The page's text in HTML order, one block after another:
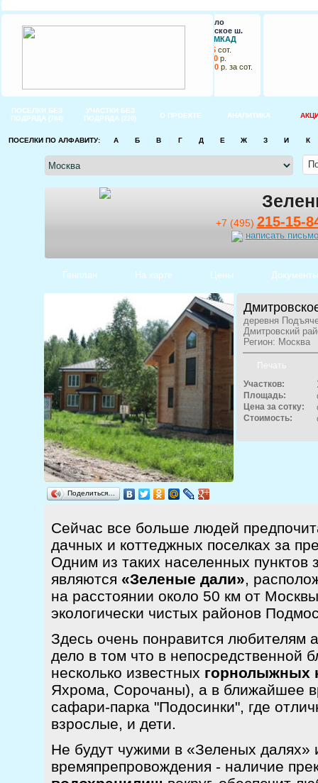
Фонтенбло
Ярославское ш.
26 км от МКАД
сот.
р.
р. за сот.
ПОСЕЛКИ БЕЗ
ПОДРЯДА (784)
УЧАСТКИ БЕЗ
ПОДРЯДА (220) О ПРОЕКТЕ АНАЛИТИКА
ПОСЕЛКИ ПО АЛФАВИТУ: А Б В Г Д Е Ж З И К
+7 (495) 215-15-
написать письмо
Генплан На карте Цены Документы
деревня
Дмитровский
Регион: Москва
Печать
Участков:
Площадь:
Цена за сотку:
Стоимость:
Поделиться…
Сейчас все больше людей
дачных и коттеджных поселках за
Одним из таких населенных пунктов
являются «Зеленые дали»,
на расстоянии около 50 км от
экологически чистых районов
Здесь очень понравится любителям
дело в том что в непосредственной
несколько известных горнолыжных
Яхрома, Сорочаны), а в ближайшее
сафари-парка "Подосинки", где
взрослые, и дети.
Не будут чужими в «Зеленых далях»
времяпрепровождения - наличие